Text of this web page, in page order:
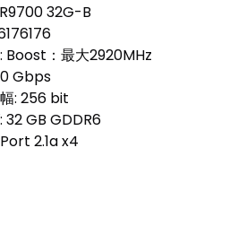
32G-B
Boost：最大2920MHz
Gbps
: 256 bit
32 GB GDDR6
2.1a x4